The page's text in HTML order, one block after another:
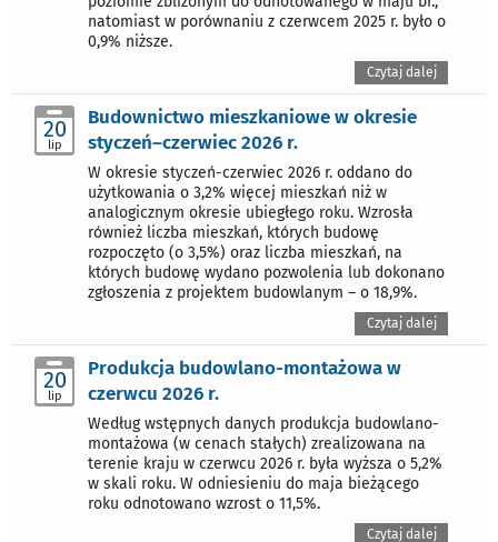
natomiast w porównaniu z czerwcem 2025 r. było o
0,9% niższe.
Czytaj dalej
20
lip
Budownictwo mieszkaniowe w okresie
styczeń–czerwiec 2026 r.
W okresie styczeń-czerwiec 2026 r. oddano do
użytkowania o 3,2% więcej mieszkań niż w
analogicznym okresie ubiegłego roku. Wzrosła
również liczba mieszkań, których budowę
rozpoczęto (o 3,5%) oraz liczba mieszkań, na
których budowę wydano pozwolenia lub dokonano
zgłoszenia z projektem budowlanym – o 18,9%.
Czytaj dalej
20
lip
Produkcja budowlano-montażowa w
czerwcu 2026 r.
Według wstępnych danych produkcja budowlano-
montażowa (w cenach stałych) zrealizowana na
terenie kraju w czerwcu 2026 r. była wyższa o 5,2%
w skali roku. W odniesieniu do maja bieżącego
roku odnotowano wzrost o 11,5%.
Czytaj dalej